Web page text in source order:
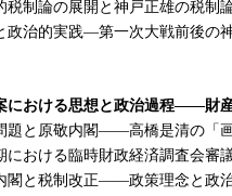
制論の展開と神戸正雄の税制
治的実践―第一次大戦前後の
おける思想と政治過程――財
と原敬内閣――高橋是清の「画
おける臨時財政経済調査会審
と税制改正――政策理念と政